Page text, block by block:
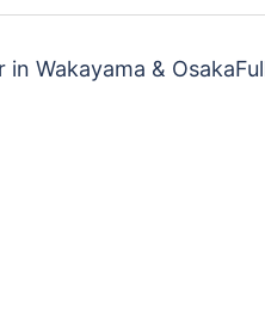
in Wakayama &